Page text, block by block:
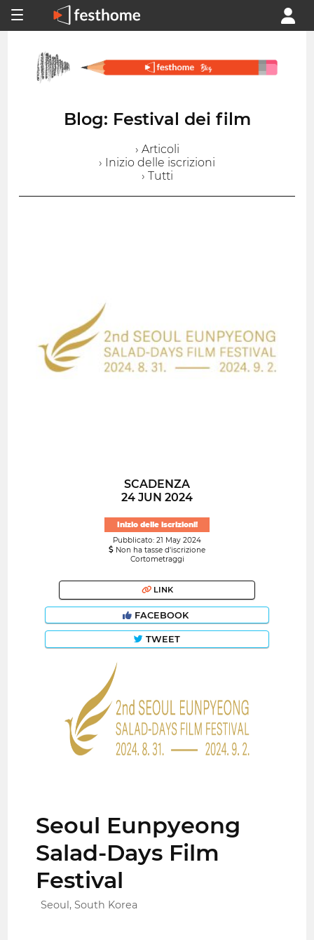
Blog: Festival dei film
› Articoli
› Inizio delle iscrizioni
› Tutti
SCADENZA
24 JUN 2024
Inizio delle iscrizioni!
Pubblicato: 21 May 2024
Non ha tasse d'iscrizione
Cortometraggi
LINK
FACEBOOK
TWEET
Seoul Eunpyeong
Salad-Days Film
Festival
Seoul, South Korea